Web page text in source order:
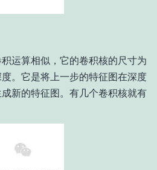
运算相似，它的卷积核的尺寸为
。它是将上一步的特征图在深度
新的特征图。有几个卷积核就有